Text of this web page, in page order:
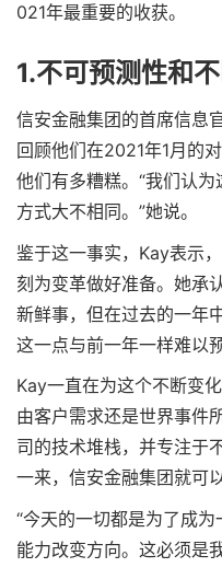
021年最重要的收获。
1.不可预测性和
信安金融集团的首席信息
回顾他们在2021年1月的
他们有多糟糕。“我们认
方式大不相同。”她说。
鉴于这一事实，Kay表示
刻为变革做好准备。她承
新鲜事，但在过去的一年
这一点与前一年一样难以预
Kay一直在为这个不断变
由客户需求还是世界事
司的技术堆栈，并专注于
一来，信安金融集团就可
“今天的一切都是为了成
能力改变方向。这必须是